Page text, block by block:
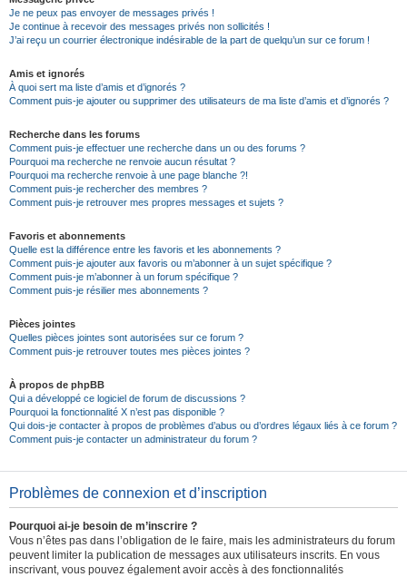
Je ne peux pas envoyer de messages privés !
Je continue à recevoir des messages privés non sollicités !
J’ai reçu un courrier électronique indésirable de la part de quelqu’un sur ce forum !
Amis et ignorés
À quoi sert ma liste d’amis et d’ignorés ?
Comment puis-je ajouter ou supprimer des utilisateurs de ma liste d’amis et d’ignorés ?
Recherche dans les forums
Comment puis-je effectuer une recherche dans un ou des forums ?
Pourquoi ma recherche ne renvoie aucun résultat ?
Pourquoi ma recherche renvoie à une page blanche ?!
Comment puis-je rechercher des membres ?
Comment puis-je retrouver mes propres messages et sujets ?
Favoris et abonnements
Quelle est la différence entre les favoris et les abonnements ?
Comment puis-je ajouter aux favoris ou m’abonner à un sujet spécifique ?
Comment puis-je m’abonner à un forum spécifique ?
Comment puis-je résilier mes abonnements ?
Pièces jointes
Quelles pièces jointes sont autorisées sur ce forum ?
Comment puis-je retrouver toutes mes pièces jointes ?
À propos de phpBB
Qui a développé ce logiciel de forum de discussions ?
Pourquoi la fonctionnalité X n’est pas disponible ?
Qui dois-je contacter à propos de problèmes d’abus ou d’ordres légaux liés à ce forum ?
Comment puis-je contacter un administrateur du forum ?
Problèmes de connexion et d’inscription
Pourquoi ai-je besoin de m’inscrire ?
Vous n’êtes pas dans l’obligation de le faire, mais les administrateurs du forum
peuvent limiter la publication de messages aux utilisateurs inscrits. En vous
inscrivant, vous pouvez également avoir accès à des fonctionnalités